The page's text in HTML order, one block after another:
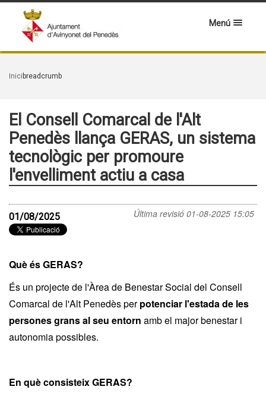
Menú
Inici breadcrumb
El Consell Comarcal de l'Alt
Penedès llança GERAS, un sistema
tecnològic per promoure
l'envelliment actiu a casa
Última revisió 01-08-2025 15:05
01/08/2025
Què és GERAS?
És un projecte de l'Àrea de Benestar Social del Consell
Comarcal de l'Alt Penedès perpotenciar l'estada de les
persones grans al seu entorn amb el major benestar i
autonomia possibles.
En què consisteix GERAS?